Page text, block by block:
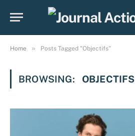
Home » Posts Tagged "Objectifs"
BROWSING: OBJECTIFS